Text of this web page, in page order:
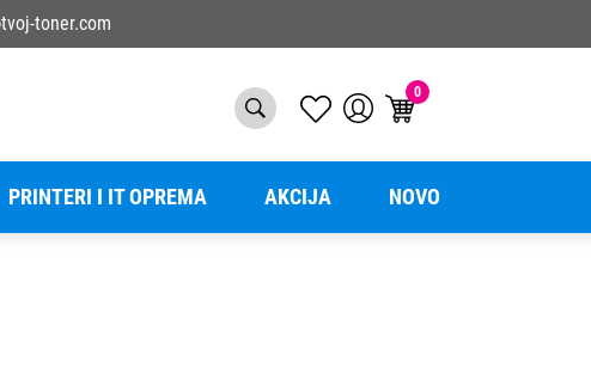
toner.com
0
PRINTERI I IT OPREMA AKCIJA NOVO